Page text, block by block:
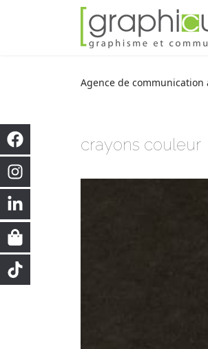
Agence de communication
crayons couleur